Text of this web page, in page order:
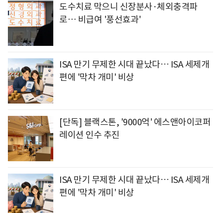
도수치료 막으니 신장분사·체외충격파
로… 비급여 '풍선효과'
ISA 만기 무제한 시대 끝났다… ISA 세제개
편에 '막차 개미' 비상
[단독] 블랙스톤, '9000억' 에스앤아이코퍼
레이션 인수 추진
ISA 만기 무제한 시대 끝났다… ISA 세제개
편에 '막차 개미' 비상